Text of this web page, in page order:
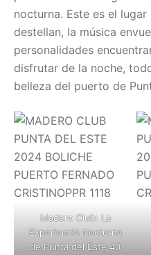
nocturna. Este es el
destellan, la música
personalidades
disfrutar de la noche,
belleza del puerto de
Madero Club: La
Experiencia Nocturna
de Punta del Este 40